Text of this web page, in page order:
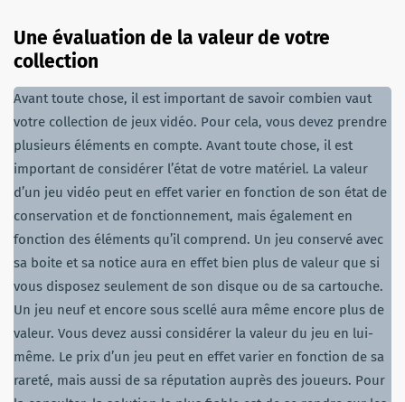
Une évaluation de la valeur de votre
collection
Avant toute chose, il est important de savoir combien vaut
votre collection de jeux vidéo. Pour cela, vous devez prendre
plusieurs éléments en compte. Avant toute chose, il est
important de considérer l’état de votre matériel. La valeur
d’un jeu vidéo peut en effet varier en fonction de son état de
conservation et de fonctionnement, mais également en
fonction des éléments qu’il comprend. Un jeu conservé avec
sa boite et sa notice aura en effet bien plus de valeur que si
vous disposez seulement de son disque ou de sa cartouche.
Un jeu neuf et encore sous scellé aura même encore plus de
valeur. Vous devez aussi considérer la valeur du jeu en lui-
même. Le prix d’un jeu peut en effet varier en fonction de sa
rareté, mais aussi de sa réputation auprès des joueurs. Pour